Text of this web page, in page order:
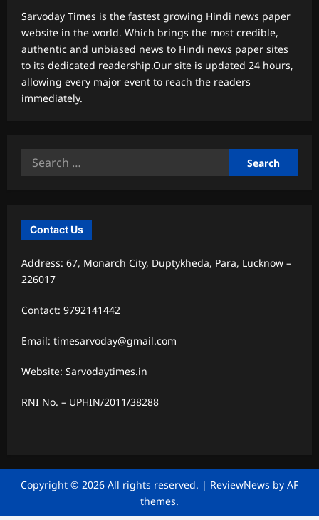
Sarvoday Times is the fastest growing Hindi news paper
website in the world. Which brings the most credible,
authentic and unbiased news to Hindi news paper sites
to its dedicated readership.Our site is updated 24 hours,
allowing every major event to reach the readers
immediately.
Search
Contact Us
Address: 67, Monarch City, Duptykheda, Para, Lucknow –
226017
Contact: 9792141442
Email: timesarvoday@gmail.com
Website: Sarvodaytimes.in
RNI No. – UPHIN/2011/38288
Copyright © 2026 All rights reserved. | ReviewNews by AF
themes.